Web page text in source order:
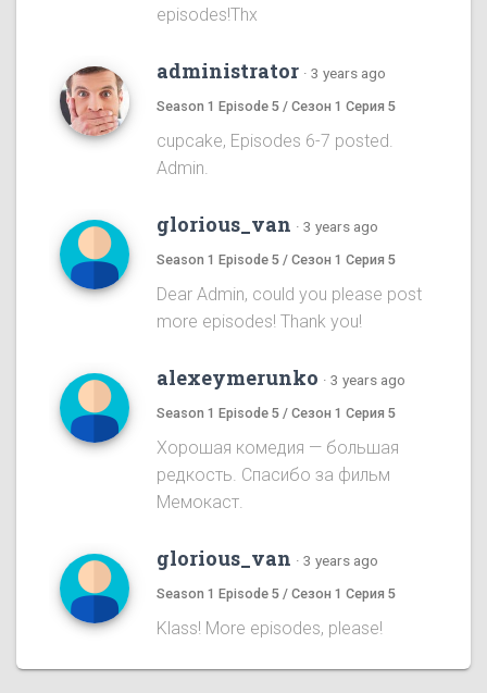
episodes!Thx
administrator · 3 years ago
Season 1 Episode 5 / Сезон 1 Серия 5
cupcake, Episodes 6-7 posted.
Admin.
glorious_van · 3 years ago
Season 1 Episode 5 / Сезон 1 Серия 5
Dear Admin, could you please post
more episodes! Thank you!
alexeymerunko · 3 years ago
Season 1 Episode 5 / Сезон 1 Серия 5
Хорошая комедия — большая
редкость. Спасибо за фильм
Мемокаст.
glorious_van · 3 years ago
Season 1 Episode 5 / Сезон 1 Серия 5
Klass! More episodes, please!